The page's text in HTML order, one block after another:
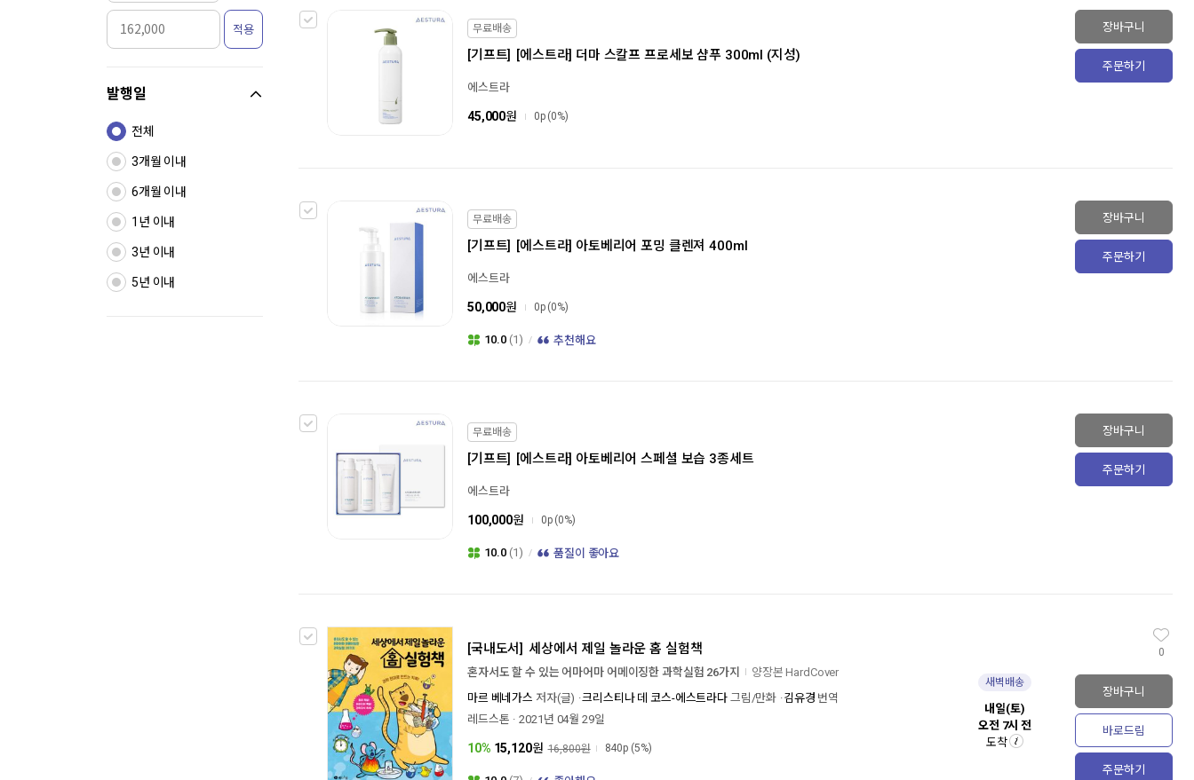
적용
발행일
전체
3개월 이내
6개월 이내
1년 이내
3년 이내
5년 이내
무료배송
[기프트] [에스트라] 더마 스칼프 프로세보 샴푸 300ml (지성)
에스트라
45,000원 0p (0%)
장바구니
주문하기
무료배송
[기프트] [에스트라] 아토베리어 포밍 클렌져 400ml
에스트라
50,000원 0p (0%)
10.0 (1) 추천해요
장바구니
주문하기
무료배송
[기프트] [에스트라] 아토베리어 스페셜 보습 3종세트
에스트라
100,000원 0p (0%)
10.0 (1) 품질이 좋아요
장바구니
주문하기
[국내도서] 세상에서 제일 놀라운 홈 실험책
혼자서도 할 수 있는 어마어마 어메이징한 과학실험 26가지
양장본 HardCover
마르 베네가스 저자(글) 크리스티나 데 코스-에스트라다 그림/만화 김유경 번역
레드스톤
2021년 04월 29일
10% 15,120원 16,800원 840p (5%)
새벽배송
내일(토)
오전 7시 전
도착
0
장바구니
바로드림
주문하기